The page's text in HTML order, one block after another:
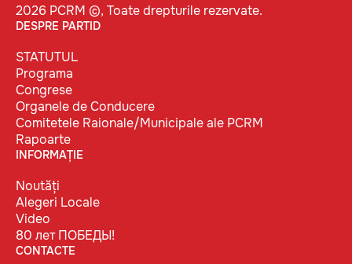
2026 PCRM ©, Toate drepturile rezervate.
DESPRE PARTID
STATUTUL
Programa
Congrese
Organele de Conducere
Comitetele Raionale/Municipale ale PCRM
Rapoarte
INFORMAȚIE
Noutăți
Alegeri Locale
Video
80 лет ПОБЕДЫ!
CONTACTE